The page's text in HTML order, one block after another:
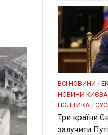
ВСІ НОВИНИ /
НОВИНИ КИЄВА
ПОЛІТИКА /
Три країни
залучити